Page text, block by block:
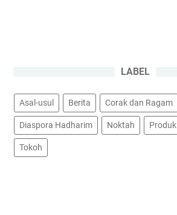
LABEL
Asal-usul Berita Corak dan Ragam
Diaspora Hadharim Noktah Produk
Tokoh